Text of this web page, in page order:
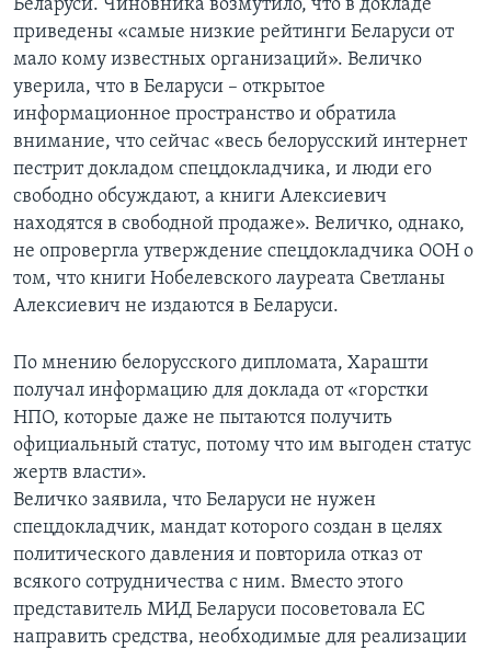
Беларуси. Чиновника возмутило, что в докладе
приведены «самые низкие рейтинги Беларуси от
мало кому известных организаций». Величко
уверила, что в Беларуси – открытое
информационное пространство и обратила
внимание, что сейчас «весь белорусский интернет
пестрит докладом спецдокладчика, и люди его
свободно обсуждают, а книги Алексиевич
находятся в свободной продаже». Величко, однако,
не опровергла утверждение спецдокладчика ООН о
том, что книги Нобелевского лауреата Светланы
Алексиевич не издаются в Беларуси.
По мнению белорусского дипломата, Харашти
получал информацию для доклада от «горстки
НПО, которые даже не пытаются получить
официальный статус, потому что им выгоден статус
жертв власти».
Величко заявила, что Беларуси не нужен
спецдокладчик, мандат которого создан в целях
политического давления и повторила отказ от
всякого сотрудничества с ним. Вместо этого
представитель МИД Беларуси посоветовала ЕС
направить средства, необходимые для реализации